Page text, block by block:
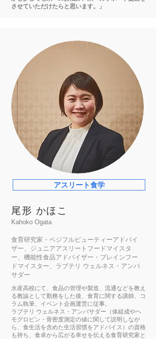
させていただけたらと思います。」
アスリート食学
尾形 かほこ
Kahoko Ogata
食育研究家・ベジフルビューティーアドバイ
ザー、ジュニアアスリートフードマイスタ
ー、機能性食品アドバイザー・ブレインフー
ドマイスター、ラブテリ ウェルネス・アンバ
サダー
水産高校にて、食品の管理や製造、流通などを教え
る教諭として勤務をした後、食育に関する講師、コ
ラム執筆、イベント企画運営に従事。
ラブテリ ウェルネス・アンバサダー（体組成やヘ
モグロビン・骨密度測定の値に関して説明しなが
ら、食生活を含めた生活習慣をアドバイス）の資格
も持ち、食卓から広がる幸せを伝える食育研究家と